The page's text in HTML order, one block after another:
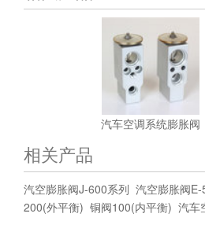
汽车空调系统膨胀阀
相关产品
汽空膨胀阀J-600系列 汽空膨胀阀
200(外平衡) 铜阀100(内平衡) 汽车